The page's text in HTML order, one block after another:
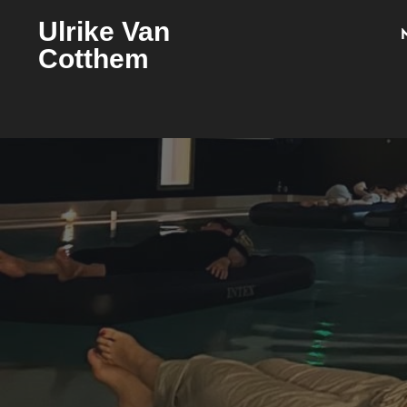
Ulrike Van
Cotthem